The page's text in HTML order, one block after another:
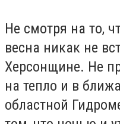
Не смотря на то,
весна никак не
Херсонщине. Не
на тепло и в
областной